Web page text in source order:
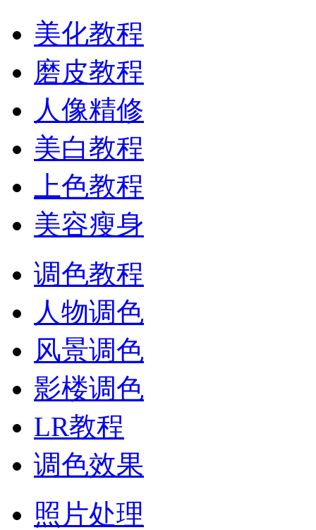
美化教程
磨皮教程
人像精修
美白教程
上色教程
美容瘦身
调色教程
人物调色
风景调色
影楼调色
LR教程
调色效果
照片处理